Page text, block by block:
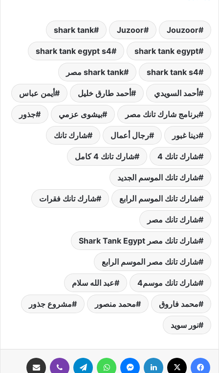
Jouzoor
Juzoor
shark tank
shark tank egypt
shark tank egypt s4
shark tank s4 shark tank مصر
أحمد السويدي أحمد طارق خليل أيمن عباس
برنامج شارك تانك مصر بيشوى عزمي جذور
دينا غبور رجال أعمال شارك تانك
شارك تانك 4 شارك تانك 4 كامل
شارك تانك الموسم الجديد
شارك تانك الموسم الرابع شارك تانك فقرات
شارك تانك مصر
شارك تانك مصر Shark Tank Egypt
شارك تانك مصر الموسم الرابع
شارك تانك موسم4 عبد الله سلام
محمد فاروق محمد منصور مشروع جذور
نور سويد
فيسبوك لينكدإن ماسنجر واتساب تيلقرام ڤايبر